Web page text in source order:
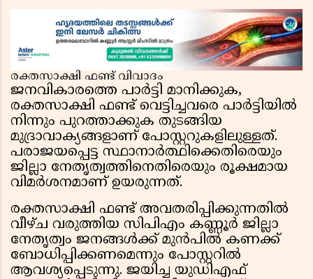
രക്തസാക്ഷി ഫണ്ട് വിവാദം
ജനവികാരത്തെ പാർട്ടി മാനിക്കുക,
രക്തസാക്ഷി ഫണ്ട് വെട്ടിച്ചവരെ പാർട്ടിയിൽ
നിന്നും പുറത്താക്കുക തുടങ്ങിയ
മുദ്രാവാക്യങ്ങളാണ് പോസ്റ്ററുകളിലുള്ളത്.
പരാജയപ്പെട്ട സ്ഥാനാർത്ഥിക്കെതിരെയും
ജില്ലാ നേതൃത്വത്തിനെതിരെയും രൂക്ഷമായ
വിമർശനമാണ് ഉയരുന്നത്.
രക്തസാക്ഷി ഫണ്ട് അവതരിപ്പിക്കുന്നതിൽ
വീഴ്ച വരുത്തിയ സിപിഎം കണ്ണൂർ ജില്ലാ
നേതൃത്വം ജനങ്ങൾക്ക് മുൻപിൽ കണക്ക്
ബോധിപ്പിക്കണമെന്നും പോസ്റ്ററിൽ
ആവശ്യപ്പെടുന്നു. ജയിച്ച യുഡിഎഫ്